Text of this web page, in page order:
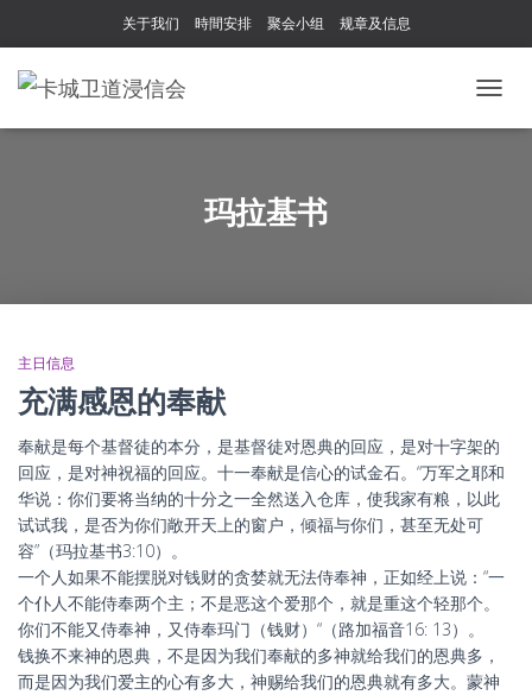
关于我们 時間安排 聚会小组 规章及信息
玛拉基书
主日信息
充满感恩的奉献
奉献是每个基督徒的本分，是基督徒对恩典的回应，是对十字架的
回应，是对神祝福的回应。十一奉献是信心的试金石。“万军之耶和
华说：你们要将当纳的十分之一全然送入仓库，使我家有粮，以此
试试我，是否为你们敞开天上的窗户，倾福与你们，甚至无处可
容”（玛拉基书3:10）。
一个人如果不能摆脱对钱财的贪婪就无法侍奉神，正如经上说：“一
个仆人不能侍奉两个主；不是恶这个爱那个，就是重这个轻那个。
你们不能又侍奉神，又侍奉玛门（钱财）“（路加福音16: 13）。
钱换不来神的恩典，不是因为我们奉献的多神就给我们的恩典多，
而是因为我们爱主的心有多大，神赐给我们的恩典就有多大。蒙神